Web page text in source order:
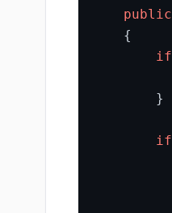
public
{
if
        }
if